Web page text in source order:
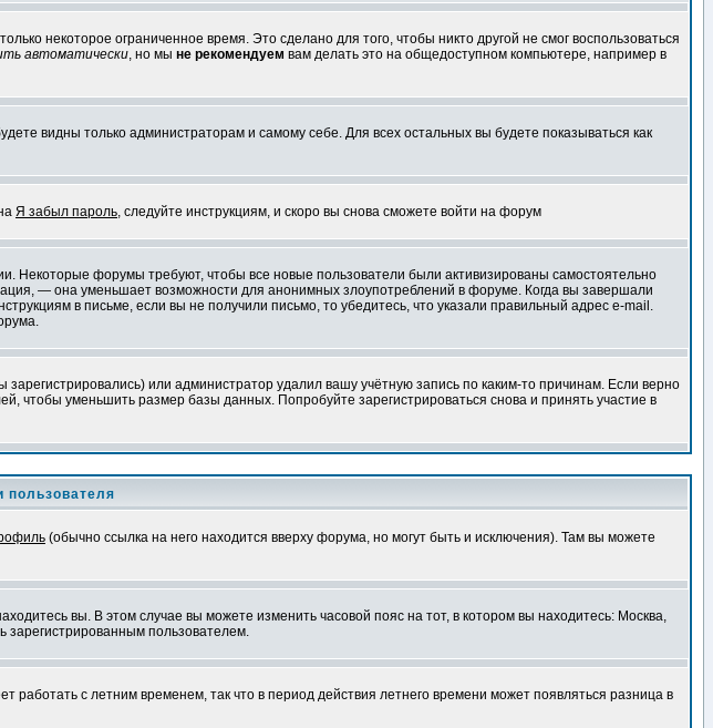
некоторое ограниченное время. Это сделано для того, чтобы никто другой не смог воспользоваться
автоматически, но мы не рекомендуем вам делать это на общедоступном компьютере, например в
видны только администраторам и самому себе. Для всех остальных вы будете показываться как
Я забыл пароль, следуйте инструкциям, и скоро вы снова сможете войти на форум
Некоторые форумы требуют, чтобы все новые пользователи были активизированы самостоятельно
— она уменьшает возможности для анонимных злоупотреблений в форуме. Когда вы завершали
в письме, если вы не получили письмо, то убедитесь, что указали правильный адрес e-mail.
или администратор удалил вашу учётную запись по каким-то причинам. Если верно
чтобы уменьшить размер базы данных. Попробуйте зарегистрироваться снова и принять участие в
пользователя
(обычно ссылка на него находится вверху форума, но могут быть и исключения). Там вы можете
вы. В этом случае вы можете изменить часовой пояс на тот, в котором вы находитесь: Москва,
зарегистрированным пользователем.
с летним временем, так что в период действия летнего времени может появляться разница в